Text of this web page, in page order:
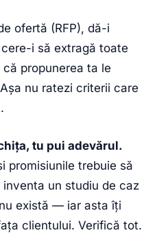
ofertă (RFP), dă-i
i să extragă toate
propunerea ta le
nu ratezi criterii care
tu pui adevărul.
promisiunile trebuie să
un studiu de caz
există — iar asta îți
clientului. Verifică tot.